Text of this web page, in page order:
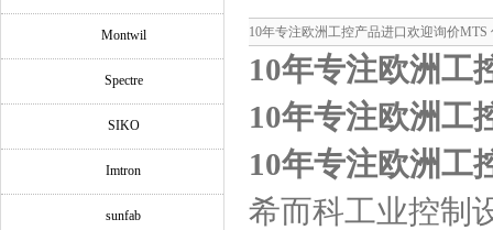
Montwil
Spectre
SIKO
Imtron
sunfab
10年专注欧洲工控产品进口欢迎询价MTS
10年专注欧洲工
10年专注欧洲工
10年专注欧洲工
希而科工业控